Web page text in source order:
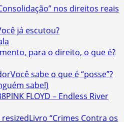
nos direitos reais
já escutou?
para o direito, o que é?
Você sabe o que é “posse”?
sabe!)
PINK FLOYD – Endless River
Livro “Crimes Contra os